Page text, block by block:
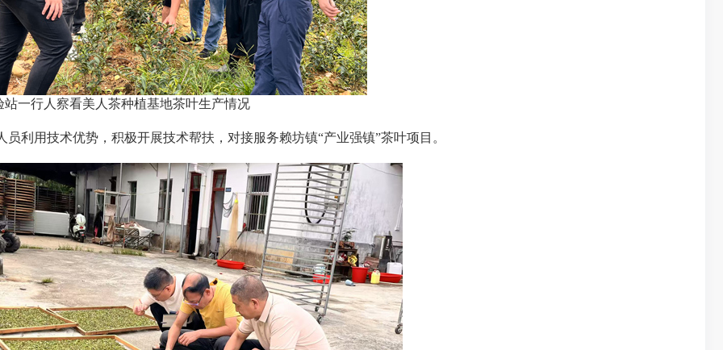
站一行人察看美人茶种植基地茶叶生产情况
员利用技术优势，积极开展技术帮扶，对接服务赖坊镇“产业强镇”茶叶项目。